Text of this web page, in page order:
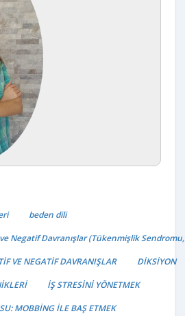
beden dili
ve Negatif Davranışlar (Tükenmişlik
VE NEGATİF DAVRANIŞLAR
DİKSİYON
İŞ STRESİNİ YÖNETMEK
MOBBİNG İLE BAŞ ETMEK